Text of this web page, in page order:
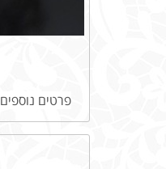
פרטים נוספים